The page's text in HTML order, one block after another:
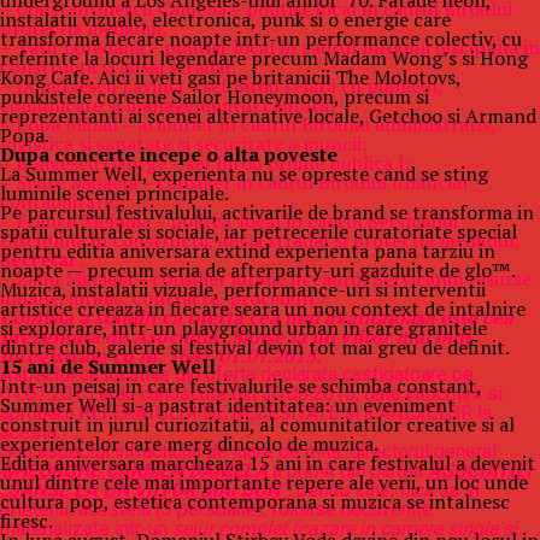
– Constantinescu Camelia – politist local in cadrul Biroului
protectia mediului;
– Tatu Loredana – politist local in cadrul Biroului disciplina in
constructii si afisaj stradal;
– Dumitrescu Lavinia – sef Birou relatii cu publicul,
comunicare si managementul calitatii;
– Popa Mihail – armurier in cadrul Biroului administrativ,
logistica si sanatate si securitate a muncii;
– Buligescu George – sef Birou ordine publica I;
– Soare Mihaela – consilier in cadrul Biroului financiar –
contabilitate;
– Francu Melania – politist local in cadrul Serviciului
Disciplina in constructii, afisaj stradal si protectia mediului;
Secretar:
– Zafiu Mihaela – consilier juridic in cadrul Serviciului resurse
umane, juridic, contracte, proceduri.
Comisia a stabilit ca oferta cea mai avantajoasa este cea
prezentata de Asociatia „Sanse la un viitor mai bun”
inregistrata cu nr. 1647/01.07.2015.
Aspectul ca locatiile din oferta declarata castigatoare pe
01.07.2015 erau cunoscute din 30.06.2015, data intocmirii si
aprobarii REFERATULUI DE NECESITATE si a ANEXELOR la
acesta.
Sub aspectul infractiunii de luare de mita: directorul general
GHEORGHE CARMEN DANIELA a primit din parteaASOCIATIEI
„SANSE LA UN VIITOR MAI BUN”, pentru sine, fiica sa si
prietenul acesteia (3 persoane), foloase necuvenite
materializate intr-un sejur complet (cazare in camere single si
instalatii vizuale, electronica, punk si o energie care
transforma fiecare noapte intr-un performance colectiv, cu
referinte la locuri legendare precum Madam Wong’s si Hong
Kong Cafe. Aici ii veti gasi pe britanicii The Molotovs,
punkistele coreene Sailor Honeymoon, precum si
reprezentanti ai scenei alternative locale, Getchoo si Armand
Popa.
Dupa concerte incepe o alta poveste
La Summer Well, experienta nu se opreste cand se sting
luminile scenei principale.
Pe parcursul festivalului, activarile de brand se transforma in
spatii culturale si sociale, iar petrecerile curatoriate special
pentru editia aniversara extind experienta pana tarziu in
noapte — precum seria de afterparty-uri gazduite de glo™.
Muzica, instalatii vizuale, performance-uri si interventii
artistice creeaza in fiecare seara un nou context de intalnire
si explorare, intr-un playground urban in care granitele
dintre club, galerie si festival devin tot mai greu de definit.
15 ani de Summer Well
Intr-un peisaj in care festivalurile se schimba constant,
Summer Well si-a pastrat identitatea: un eveniment
construit in jurul curiozitatii, al comunitatilor creative si al
experientelor care merg dincolo de muzica.
Editia aniversara marcheaza 15 ani in care festivalul a devenit
unul dintre cele mai importante repere ale verii, un loc unde
cultura pop, estetica contemporana si muzica se intalnesc
firesc.